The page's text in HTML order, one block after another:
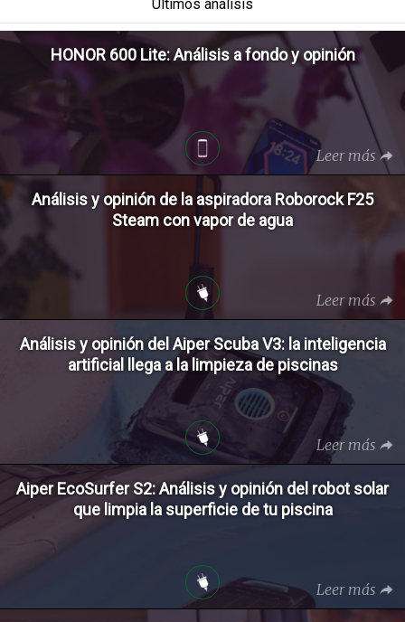
Últimos análisis
HONOR 600 Lite: Análisis a fondo y opinión
Leer más
Análisis y opinión de la aspiradora Roborock F25
Steam con vapor de agua
Leer más
Análisis y opinión del Aiper Scuba V3: la inteligencia
artificial llega a la limpieza de piscinas
Leer más
Aiper EcoSurfer S2: Análisis y opinión del robot solar
que limpia la superficie de tu piscina
Leer más